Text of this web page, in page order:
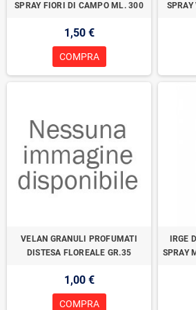
SPRAY FIORI DI CAMPO ML. 300
1,50 €
COMPRA
VELAN GRANULI PROFUMATI
DISTESA FLOREALE GR.35
1,00 €
COMPRA
IRGE
SPRAY